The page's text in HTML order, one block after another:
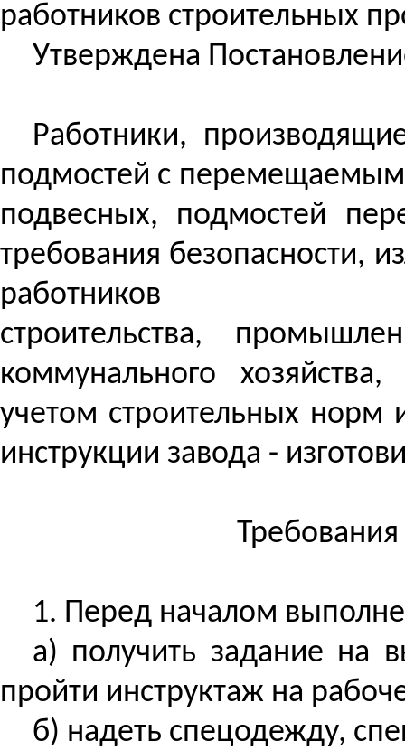
работников строительных
Утверждена
Работники,
подмостей с
подвесных, подмостей
требования безопасности,
работников
строительства,
коммунального
учетом строительных норм
инструкции завода -
1. Перед началом
а) получить задание на
пройти инструктаж на
б) надеть спецодежду,